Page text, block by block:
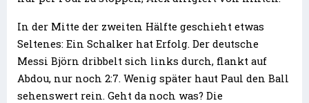
In der Mitte der zweiten Hälfte geschieht etwas
Seltenes: Ein Schalker hat Erfolg. Der deutsche
Messi Björn dribbelt sich links durch, flankt auf
Abdou, nur noch 2:7. Wenig später haut Paul den Ball
sehenswert rein. Geht da noch was? Die